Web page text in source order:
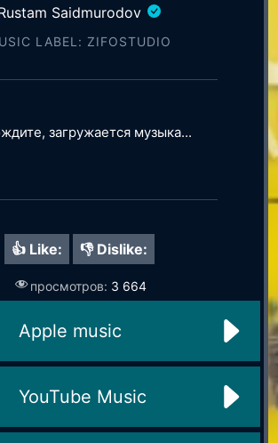
Saidmurodov
LABEL: ZIFOSTUDIO
загружается музыка...
👍 Like: 👎 Dislike:
просмотров: 3 664
Apple music
YouTube Music